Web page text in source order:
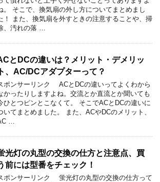
。 そこで、換気扇の外し方についてまとめまし
！ また、換気扇を外すときの注意することや、掃
、汚れの落 …
とDCの違いは？メリット・デメリッ
ト、AC/DCアダプターって？
ポンサーリンク ACとDCの違いってよくわから
かったりしますよね。交流とか直流とか聞いても
ひとつピンとこなくて。 そこでACとDCの違いに
いてまとめました。 また、ACやDCのメリット、
…
光灯の丸型の交換の仕方と注意点、買
前には型番をチェック！
ポンサーリンク 蛍光灯の丸型の交換の仕方って